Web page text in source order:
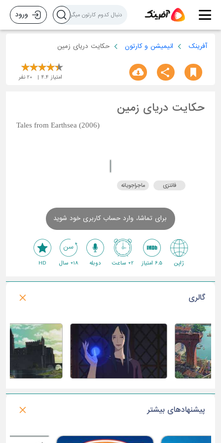
ورود
آفرینک انیمیشن و کارتون حکایت دریای زمین
امتیاز 4.4
20 نفر
حکایت دریای زمین
Tales from Earthsea (2006)
فانتزی ماجراجویانه
برای تماشا، وارد حساب کاربری خود شوید
ژاپن 6.5 امتیاز 2+ ساعت دوبله 18+ سال HD
گالری
پیشنهادهای بیشتر